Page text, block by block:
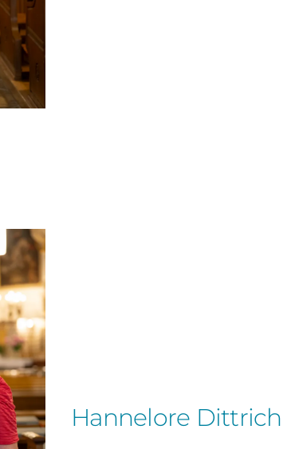
Hannelore Dittrich